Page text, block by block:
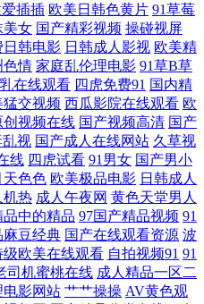
久青草无 熟妇超碰自拍 最新上映电
亚洲国产另 亚洲人成日韩中文字幕
字幕 av大片网站 就上夜色影院 婷婷
产午夜福利视在线 青草精品视频在
色网 午夜成人影片 99亚洲香蕉网
黄 国产91丝袜高跟系列 内射少妇视
网 日韩专区第一页 最新超碰午夜
插插 欧美日韩色黄片 91草莓
美女 国产精彩视频 操碰视屏
日韩电影 日韩成人影视 欧美精
色情 家庭乱伦理电影 91草B草
在线观看 四虎免费91 国内精
猛交视频 西瓜影院在线观看 欧
创视频在线 国产视频高清 国产
乱视 国产成人在线网站 久草视
线 四虎试看 91男女 国产男小
天色色 欧美极品电影 日韩成人
机热 成人午夜网 黄色天堂男人
品中的精品 97国产精品视频 91
麻豆经典 国产在线观看资源 波
级欧美在线观看 自拍视频91 91
司机蜜桃在线 成人精品一区二
电影网站 艹艹操操 AV黄色观